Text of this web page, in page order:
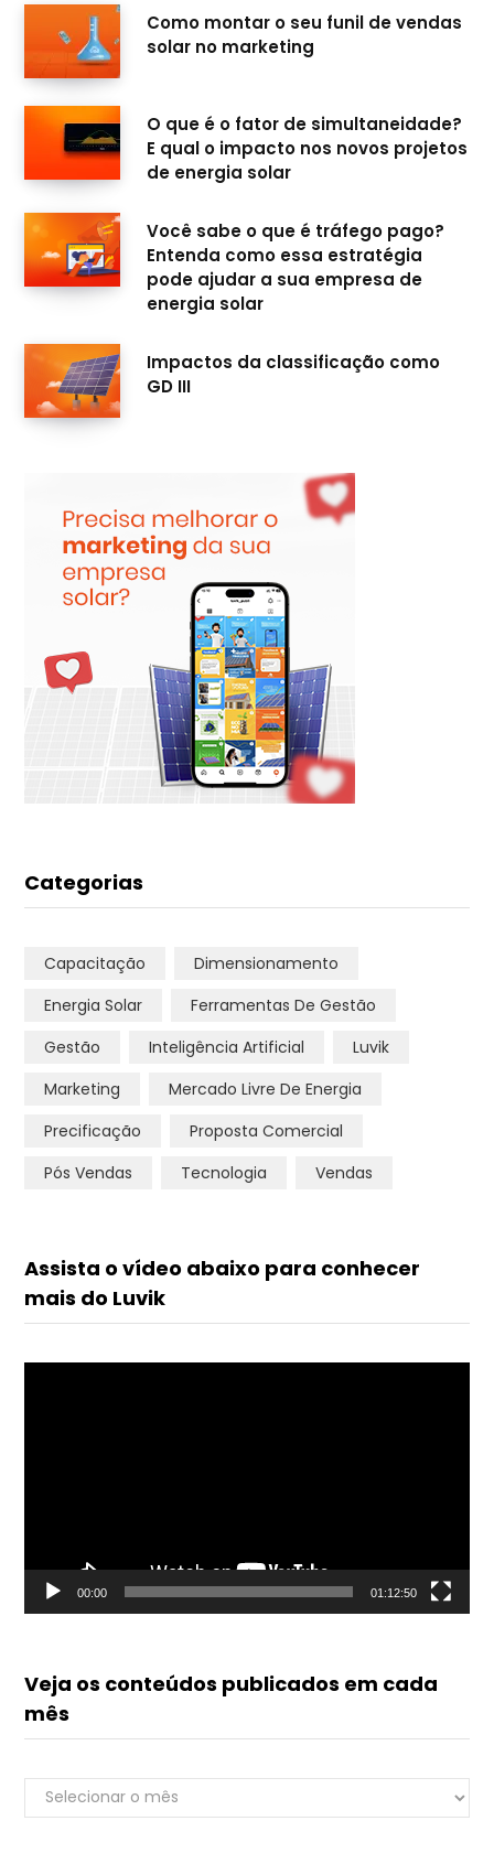
Renato do Luvik
k
a
n
Como montar o seu funil de vendas
solar no marketing
O que é o fator de simultaneidade?
E qual o impacto nos novos projetos
de energia solar
Você sabe o que é tráfego pago?
Entenda como essa estratégia
pode ajudar a sua empresa de
energia solar
Impactos da classificação como
GD III
Categorias
Capacitação
Dimensionamento
Energia Solar
Ferramentas De Gestão
Gestão
Inteligência Artificial
Luvik
Marketing
Mercado Livre De Energia
Precificação
Proposta Comercial
Pós Vendas
Tecnologia Vendas
Assista o vídeo abaixo para conhecer
mais do Luvik
00:00 01:12:50
Veja os conteúdos publicados em cada
mês
Veja
os